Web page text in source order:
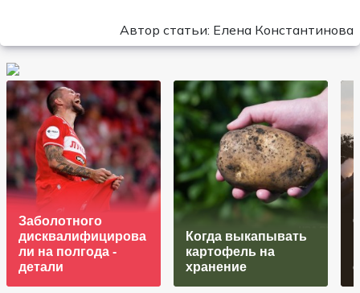
Автор статьи: Елена Константинова
Заболотного
дисквалифицирова
ли на полгода -
детали
Когда выкапывать
картофель на
хранение